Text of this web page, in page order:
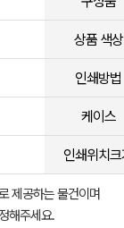
상품 색상
인쇄방법
케이스
인쇄위치크
제공하는 물건이며
해주세요.